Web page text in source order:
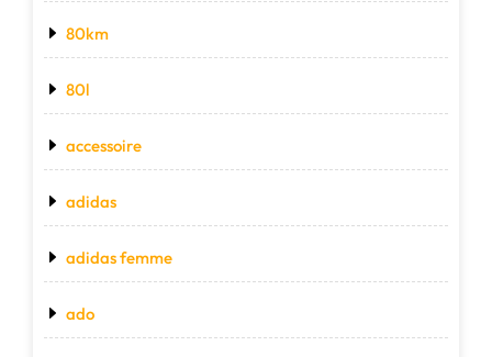
80km
80l
accessoire
adidas
adidas femme
ado